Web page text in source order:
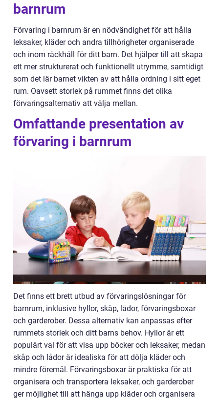
barnrum
Förvaring i barnrum är en nödvändighet för att hålla
leksaker, kläder och andra tillhörigheter organiserade
och inom räckhåll för ditt barn. Det hjälper till att skapa
ett mer strukturerat och funktionellt utrymme, samtidigt
som det lär barnet vikten av att hålla ordning i sitt eget
rum. Oavsett storlek på rummet finns det olika
förvaringsalternativ att välja mellan.
Omfattande presentation av
förvaring i barnrum
Det finns ett brett utbud av förvaringslösningar för
barnrum, inklusive hyllor, skåp, lådor, förvaringsboxar
och garderober. Dessa alternativ kan anpassas efter
rummets storlek och ditt barns behov. Hyllor är ett
populärt val för att visa upp böcker och leksaker, medan
skåp och lådor är idealiska för att dölja kläder och
mindre föremål. Förvaringsboxar är praktiska för att
organisera och transportera leksaker, och garderober
ger möjlighet till att hänga upp kläder och organisera